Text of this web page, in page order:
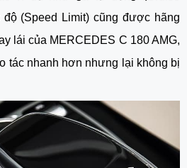
(Speed Limit) cũng được hãng
lái của MERCEDES C 180 AMG,
tác nhanh hơn nhưng lại không bị